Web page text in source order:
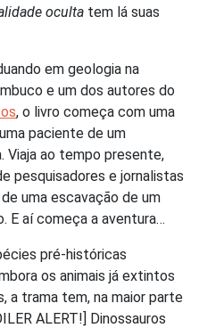
oculta tem lá suas
em geologia na
e um dos autores do
, o livro começa com uma
paciente de um
Viaja ao tempo presente,
pesquisadores e jornalistas
uma escavação de um
E aí começa a aventura…
pré-históricas
os animais já extintos
a trama tem, na maior parte
ALERT!] Dinossauros